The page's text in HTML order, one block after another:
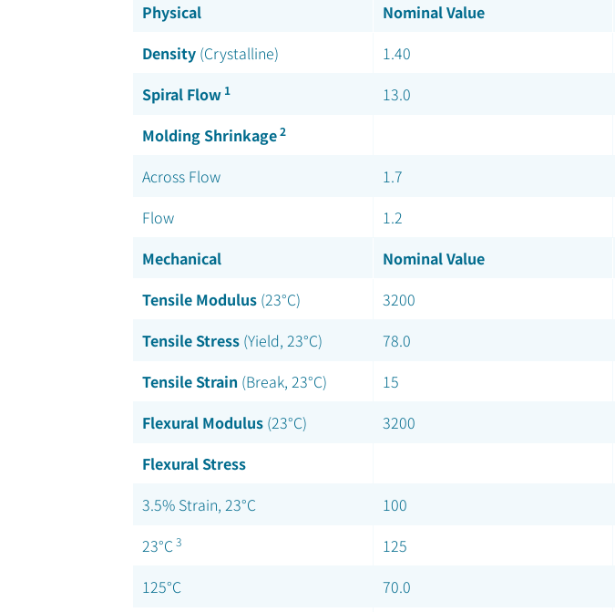
Physical
Nominal Value
Density(Crystalline) 1.40
Spiral Flow 1 13.0
Molding Shrinkage 2
Across Flow
1.7
Flow
1.2
Mechanical
Nominal Value
Tensile Modulus(23°C) 3200
Tensile Stress(Yield, 23°C) 78.0
Tensile Strain(Break, 23°C) 15
Flexural Modulus(23°C) 3200
Flexural Stress
3.5% Strain, 23°C
100
23°C 3 125
125°C
70.0